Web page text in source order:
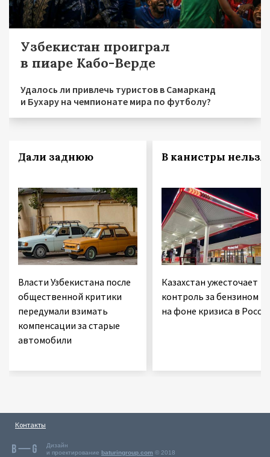
Узбекистан проиграл
в пиаре Кабо-Верде
Удалось ли привлечь туристов в Самарканд
и Бухару на чемпионате мира по футболу?
Дали заднюю
Власти Узбекистана после
общественной критики
передумали взимать
компенсации за старые
автомобили
В канистры нельзя!
Казахстан ужесточает
контроль за бензином
на фоне кризиса в
Контакты
Дизайн
и проектирование baturingroup.com © 2018